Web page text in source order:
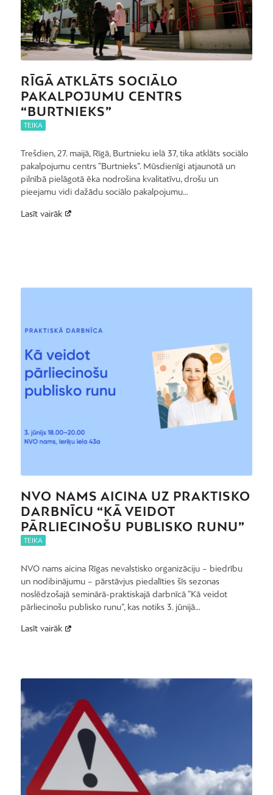
RĪGĀ ATKLĀTS SOCIĀLO
PAKALPOJUMU CENTRS
“BURTNIEKS”
TEIKA
Trešdien, 27. maijā, Rīgā, Burtnieku ielā 37, tika atklāts sociālo
pakalpojumu centrs “Burtnieks”. Mūsdienīgi atjaunotā un
pilnībā pielāgotā ēka nodrošina kvalitatīvu, drošu un
pieejamu vidi dažādu sociālo pakalpojumu…
Lasīt vairāk
NVO NAMS AICINA UZ PRAKTISKO
DARBNĪCU “KĀ VEIDOT
PĀRLIECINOŠU PUBLISKO RUNU”
TEIKA
NVO nams aicina Rīgas nevalstisko organizāciju – biedrību
un nodibinājumu – pārstāvjus piedalīties šīs sezonas
noslēdzošajā seminārā-praktiskajā darbnīcā “Kā veidot
pārliecinošu publisko runu”, kas notiks 3. jūnijā…
Lasīt vairāk